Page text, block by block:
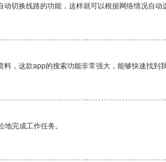
切换线路的功能，这样就可以根据网络情况自动
，这款app的搜索功能非常强大，能够快速找到
完成工作任务。